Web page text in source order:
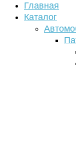
Главная
Каталог